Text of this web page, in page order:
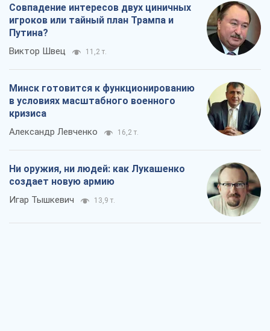
Совпадение интересов двух циничных
игроков или тайный план Трампа и
Путина?
Виктор Швец 11,2 т.
Минск готовится к функционированию
в условиях масштабного военного
кризиса
Александр Левченко 16,2 т.
Ни оружия, ни людей: как Лукашенко
создает новую армию
Игар Тышкевич 13,9 т.